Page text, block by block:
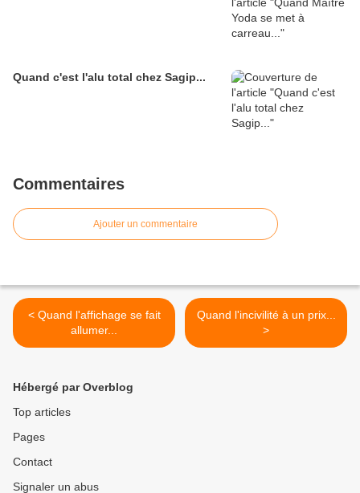
Quand c'est l'alu total chez Sagip...
Commentaires
Ajouter un commentaire
< Quand l'affichage se fait
allumer...
Quand l'incivilité à un prix...
>
Hébergé par Overblog
Top articles
Pages
Contact
Signaler un abus